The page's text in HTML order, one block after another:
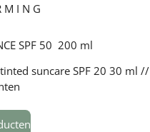
M I N G
SPF 50 200 ml
suncare SPF 20 30 ml //